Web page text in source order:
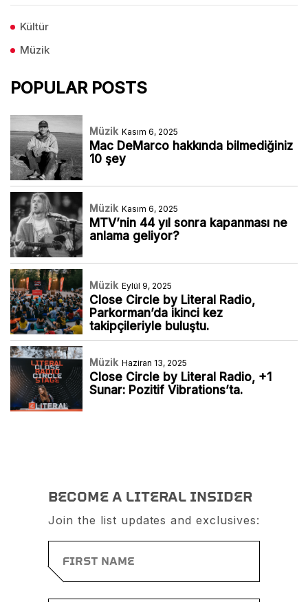
Kültür
Müzik
POPULAR POSTS
Müzik Kasım 6, 2025
Mac DeMarco hakkında bilmediğiniz
10 şey
Müzik Kasım 6, 2025
MTV’nin 44 yıl sonra kapanması ne
anlama geliyor?
Müzik Eylül 9, 2025
Close Circle by Literal Radio,
Parkorman’da ikinci kez
takipçileriyle buluştu.
Müzik Haziran 13, 2025
Close Circle by Literal Radio, +1
Sunar: Pozitif Vibrations’ta.
BECOME A LITERAL INSIDER
Join the list updates and exclusives: